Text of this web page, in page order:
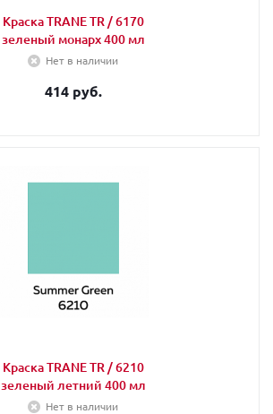
Краска TRANE TR / 6170
зеленый монарх 400 мл
Нет в наличии
414 руб.
Краска TRANE TR / 6210
зеленый летний 400 мл
Нет в наличии